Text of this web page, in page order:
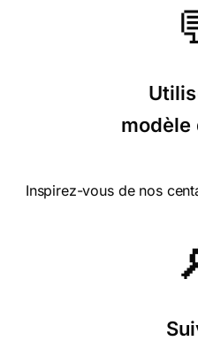
modèle
Inspirez-vous de nos